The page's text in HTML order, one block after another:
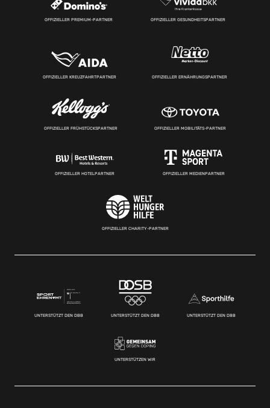
OFFIZIELLER PREMIUM-PARTNER OFFIZIELLER GESUNDHEITSPARTNER
OFFIZIELLER KREUZFAHRTPARTNER OFFIZIELLER ERNÄHRUNGSPARTNER
OFFIZIELLER FRÜHSTÜCKSPARTNER OFFIZIELLER MOBILITÄTS-PARTNER
OFFIZIELLER HOTELPARTNER OFFIZIELLER MEDIENPARTNER
OFFIZIELLER CHARITY-PARTNER
UNTERSTÜTZT DEN DBB UNTERSTÜTZT DEN DBB UNTERSTÜTZT DEN DBB
UNTERSTÜTZEN WIR